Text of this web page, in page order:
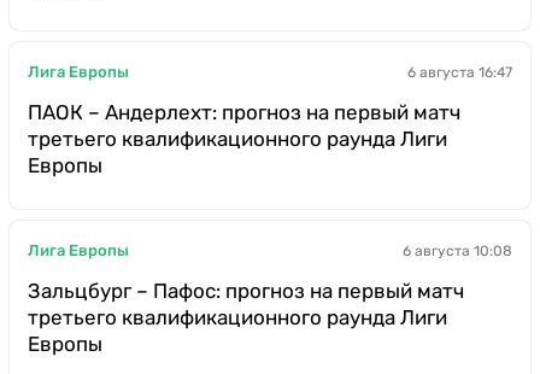
Лига Европы 6 августа 16:47
ПАОК – Андерлехт: прогноз на первый матч
третьего квалификационного раунда Лиги
Европы
Лига Европы 6 августа 10:08
Зальцбург – Пафос: прогноз на первый матч
третьего квалификационного раунда Лиги
Европы